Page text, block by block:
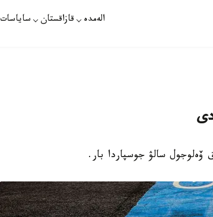
الەمدە قازاقستان ساياسات